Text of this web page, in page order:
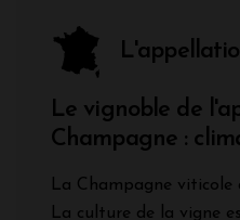
Le vignoble de
Champagne :
La Champagne viticole
La culture de la vigne